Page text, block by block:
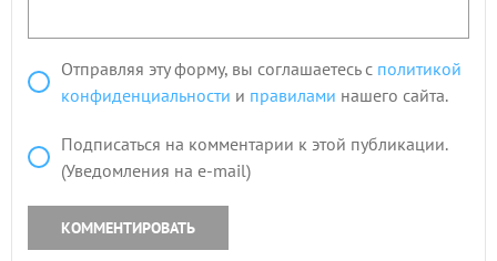
Отправляя эту форму, вы соглашаетесь с политикой
конфиденциальности и правилами нашего сайта.
Подписаться на комментарии к этой публикации.
(Уведомления на e-mail)
КОММЕНТИРОВАТЬ